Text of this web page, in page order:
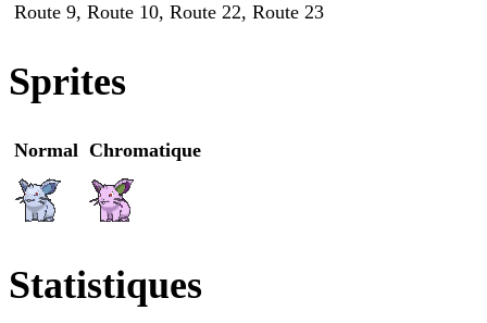
Route 9, Route 10, Route 22, Route 23
Sprites
Normal Chromatique
Statistiques